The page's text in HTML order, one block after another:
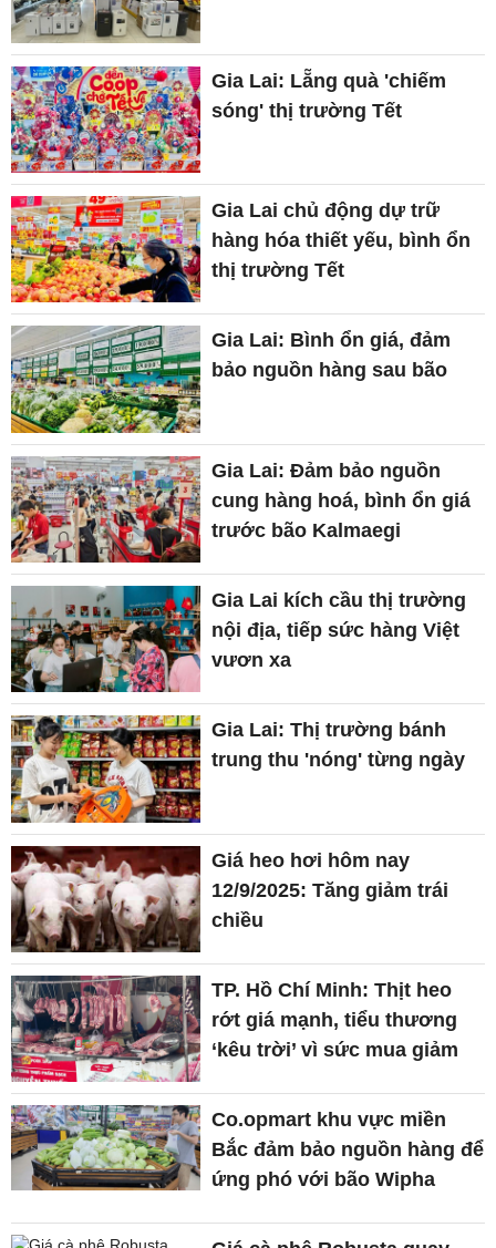
Gia Lai: Lẵng quà 'chiếm
sóng' thị trường Tết
Gia Lai chủ động dự trữ
hàng hóa thiết yếu, bình ổn
thị trường Tết
Gia Lai: Bình ổn giá, đảm
bảo nguồn hàng sau bão
Gia Lai: Đảm bảo nguồn
cung hàng hoá, bình ổn giá
trước bão Kalmaegi
Gia Lai kích cầu thị trường
nội địa, tiếp sức hàng Việt
vươn xa
Gia Lai: Thị trường bánh
trung thu 'nóng' từng ngày
Giá heo hơi hôm nay
12/9/2025: Tăng giảm trái
chiều
TP. Hồ Chí Minh: Thịt heo
rớt giá mạnh, tiểu thương
‘kêu trời’ vì sức mua giảm
Co.opmart khu vực miền
Bắc đảm bảo nguồn hàng để
ứng phó với bão Wipha